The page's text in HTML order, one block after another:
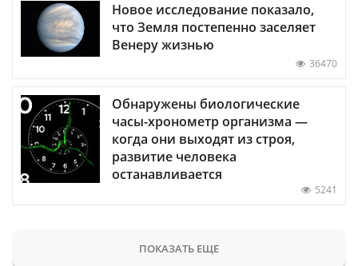
Новое исследование показало,
что Земля постепенно заселяет
Венеру жизнью
36470
Обнаружены биологические
часы-хронометр организма —
когда они выходят из строя,
развитие человека
останавливается
5241
ПОКАЗАТЬ ЕЩЕ